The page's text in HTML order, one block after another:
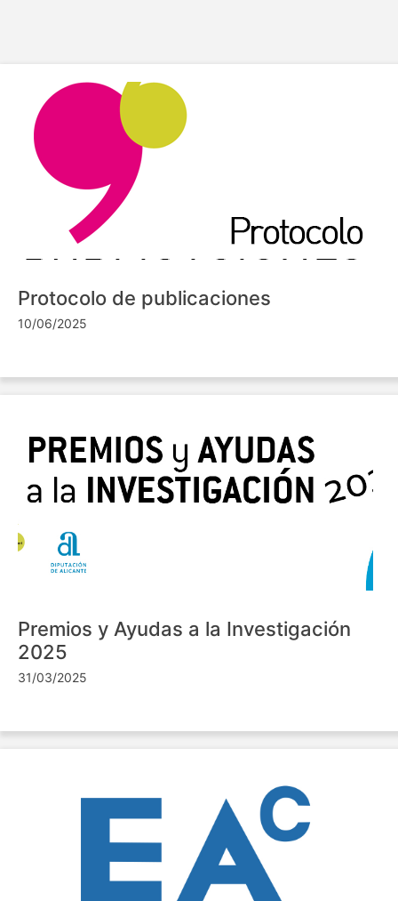
Protocolo de publicaciones
10/06/2025
Premios y Ayudas a la Investigación
2025
31/03/2025